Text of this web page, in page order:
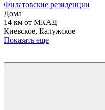
Филатовские резиденции
Дома
14 км от МКАД
Киевское, Калужское
Показать еще